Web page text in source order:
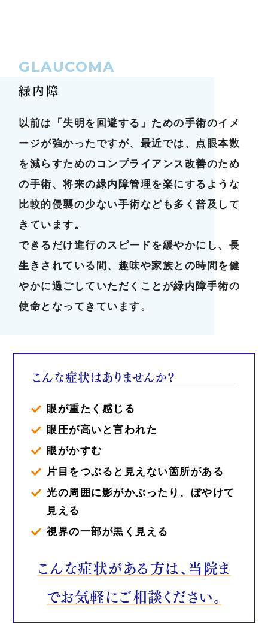
GLAUCOMA
緑内障
以前は「失明を回避する」ための手術のイメ
ージが強かったですが、最近では、点眼本数
を減らすためのコンプライアンス改善のため
の手術、将来の緑内障管理を楽にするような
比較的侵襲の少ない手術なども多く普及して
きています。
できるだけ進行のスピードを緩やかにし、長
生きされている間、趣味や家族との時間を健
やかに過ごしていただくことが緑内障手術の
使命となってきています。
こんな症状はありませんか？
眼が重たく感じる
眼圧が高いと言われた
眼がかすむ
片目をつぶると見えない箇所がある
光の周囲に影がかぶったり、ぼやけて
見える
視界の一部が黒く見える
こんな症状がある方は、当院ま
でお気軽にご相談ください。